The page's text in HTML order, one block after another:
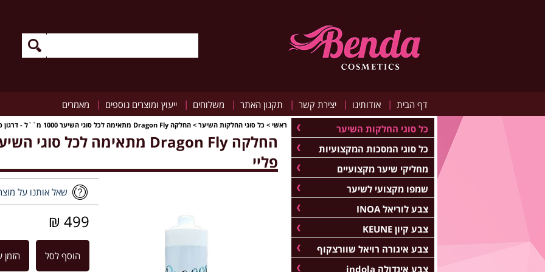
דף הבית | אודותינו | יצירת קשר | תקנון האתר | משלוחים | ייעוץ ומוצרים נוספים | מאמרים
ראשי > כל סוגי החלקות השיער > החלקה Dragon Fly מתאימה לכל סוגי השיער 1000 מ``ל - דרגון פליי
פליי
שאל אותנו על
499 ₪
הוסף לסל הזמן
כל סוגי החלקות השיער
כל סוגי המסכות המקצועיות
מחליקי שיער מקצועיים
שמפו מקצועי לשיער
צבע לוריאל INOA
צבע קיון KEUNE
צבע איגורה רויאל שוורצקוף
צבע אינדולה indola